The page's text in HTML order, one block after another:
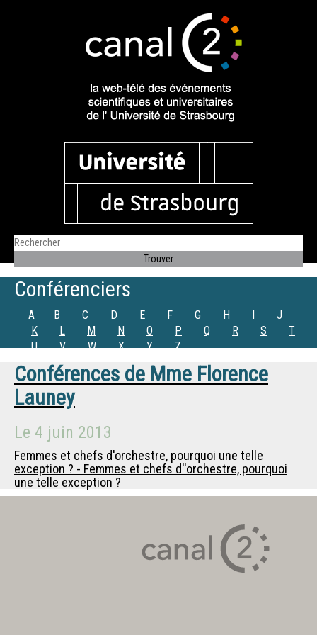
Conférenciers
A B C D E F G H I
J
K
L M N O P Q R S
T
U
V W X Y Z
Conférences de Mme Florence
Launey
Le 4 juin 2013
Femmes et chefs d'orchestre, pourquoi une telle
exception ? - Femmes et chefs d''orchestre, pourquoi
une telle exception ?